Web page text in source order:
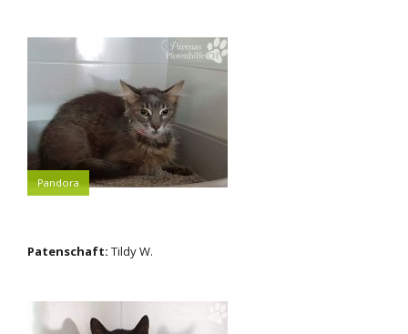
Pandora
Patenschaft: Tildy W.